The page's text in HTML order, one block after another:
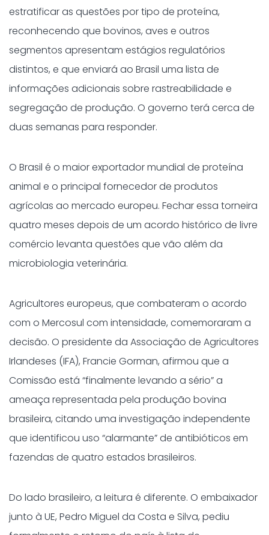
estratificar as questões por tipo de proteína,
reconhecendo que bovinos, aves e outros
segmentos apresentam estágios regulatórios
distintos, e que enviará ao Brasil uma lista de
informações adicionais sobre rastreabilidade e
segregação de produção. O governo terá cerca de
duas semanas para responder.
O Brasil é o maior exportador mundial de proteína
animal e o principal fornecedor de produtos
agrícolas ao mercado europeu. Fechar essa torneira
quatro meses depois de um acordo histórico de livre
comércio levanta questões que vão além da
microbiologia veterinária.
Agricultores europeus, que combateram o acordo
com o Mercosul com intensidade, comemoraram a
decisão. O presidente da Associação de Agricultores
Irlandeses (IFA), Francie Gorman, afirmou que a
Comissão está “finalmente levando a sério” a
ameaça representada pela produção bovina
brasileira, citando uma investigação independente
que identificou uso “alarmante” de antibióticos em
fazendas de quatro estados brasileiros.
Do lado brasileiro, a leitura é diferente. O embaixador
junto à UE, Pedro Miguel da Costa e Silva, pediu